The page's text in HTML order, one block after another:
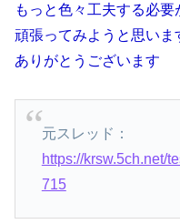
もっと色々工夫する必要
頑張ってみようと思いま
ありがとうございます
元スレッド：
https://krsw.5ch.net/
715